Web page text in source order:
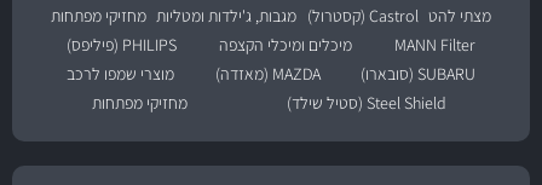
מצתי להט Castrol (קסטרול) מגבות, ג'ילדות ומטליות מחזיקי מפתחות
MANN Filter
מיכלים ומיכלי הקצפה
PHILIPS (פיליפס)
SUBARU (סובארו)
MAZDA (מאזדה)
מוצרי שמפו לרכב
Steel Shield (סטיל שילד)
מחזיקי מפתחות